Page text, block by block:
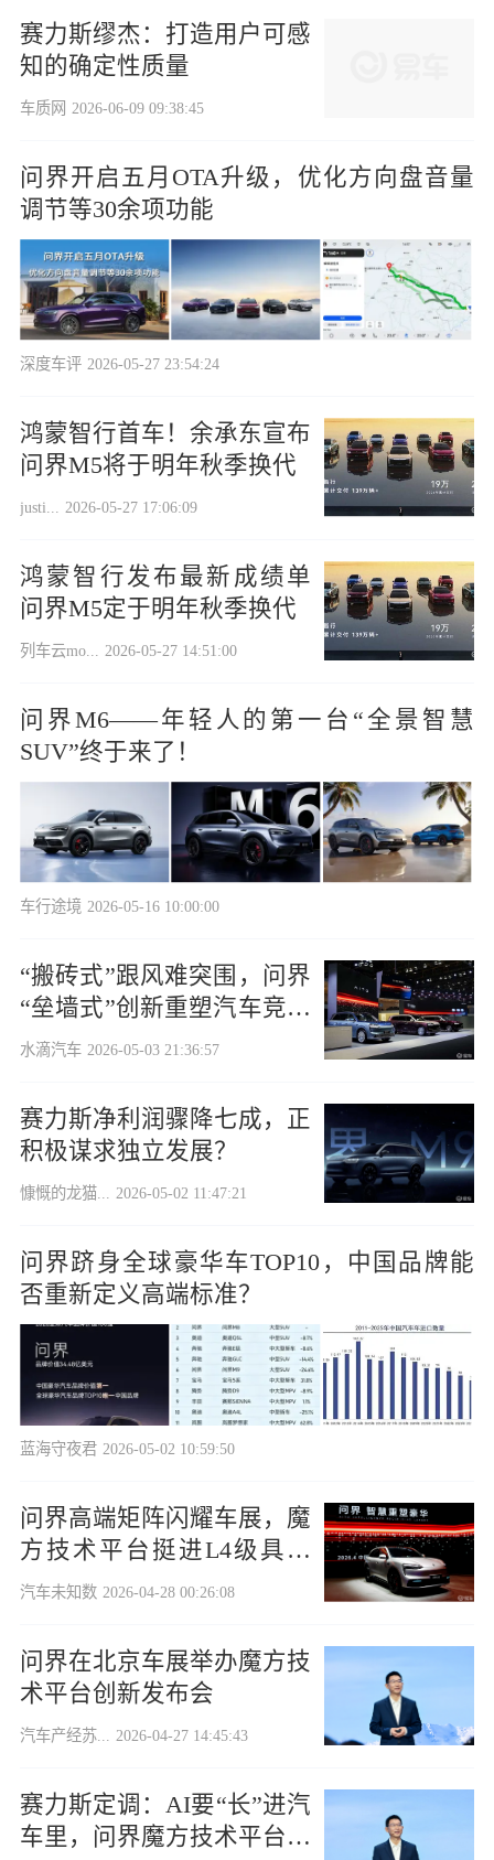
赛力斯缪杰：打造用户可感
知的确定性质量
车质网 2026-06-09 09:38:45
问界开启五月OTA升级，优化方向盘音量
调节等30余项功能
深度车评 2026-05-27 23:54:24
鸿蒙智行首车！余承东宣布
问界M5将于明年秋季换代
justi... 2026-05-27 17:06:09
鸿蒙智行发布最新成绩单
问界M5定于明年秋季换代
列车云mo... 2026-05-27 14:51:00
问界M6——年轻人的第一台“全景智慧
SUV”终于来了！
车行途境 2026-05-16 10:00:00
“搬砖式”跟风难突围，问界
“垒墙式”创新重塑汽车竞争
逻辑
水滴汽车 2026-05-03 21:36:57
赛力斯净利润骤降七成，正
积极谋求独立发展？
慷慨的龙猫... 2026-05-02 11:47:21
问界跻身全球豪华车TOP10，中国品牌能
否重新定义高端标准？
蓝海守夜君 2026-05-02 10:59:50
问界高端矩阵闪耀车展，魔
方技术平台挺进L4级具身
智能
汽车未知数 2026-04-28 00:26:08
问界在北京车展举办魔方技
术平台创新发布会
汽车产经苏... 2026-04-27 14:45:43
赛力斯定调：AI要“长”进汽
车里，问界魔方技术平台亮